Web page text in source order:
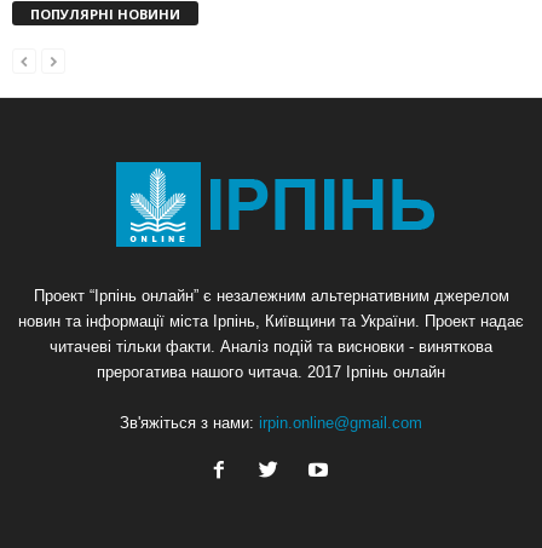
ПОПУЛЯРНІ НОВИНИ
Проект “Ірпінь онлайн” є незалежним альтернативним джерелом
новин та інформації міста Ірпінь, Київщини та України. Проект надає
читачеві тільки факти. Аналіз подій та висновки - виняткова
прерогатива нашого читача. 2017 Ірпінь онлайн
Зв'яжіться з нами: irpin.online@gmail.com